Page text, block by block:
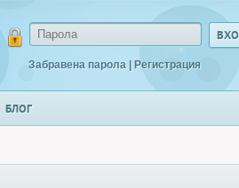
Забравена парола | Регистрация
БЛОГ